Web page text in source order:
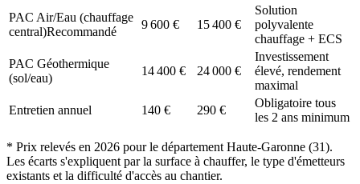
PAC Air/Eau (chauffage
central)Recommandé
9 600 € 15 400 €
Solution
polyvalente
chauffage + ECS
PAC Géothermique
(sol/eau)
14 400 € 24 000 €
Investissement
élevé, rendement
maximal
Entretien annuel
140 € 290 €
Obligatoire tous
les 2 ans minimum
* Prix relevés en 2026 pour le département Haute-Garonne (31).
Les écarts s'expliquent par la surface à chauffer, le type d'émetteurs
existants et la difficulté d'accès au chantier.